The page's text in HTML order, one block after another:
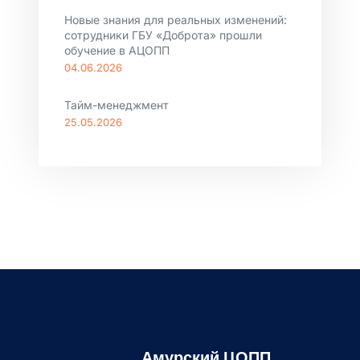
Новые знания для реальных изменений:
сотрудники ГБУ «Доброта» прошли
обучение в АЦОПП
04.06.2026
Тайм-менеджмент
25.05.2026